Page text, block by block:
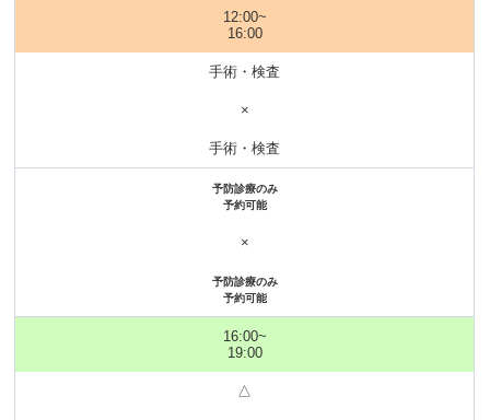
12:00~
16:00
手術・検査
×
手術・検査
予防診療のみ
予約可能
×
予防診療のみ
予約可能
16:00~
19:00
△